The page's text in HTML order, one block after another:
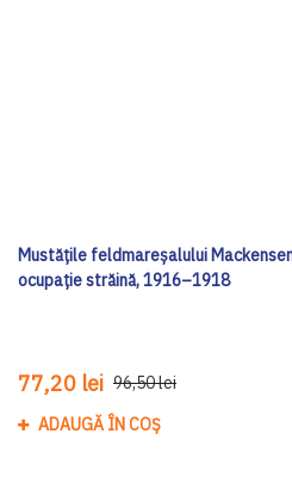
Mustățile feldmareșalului
ocupație străină, 1916–1918
77,20 lei 96,50 lei
ADAUGĂ ÎN COȘ